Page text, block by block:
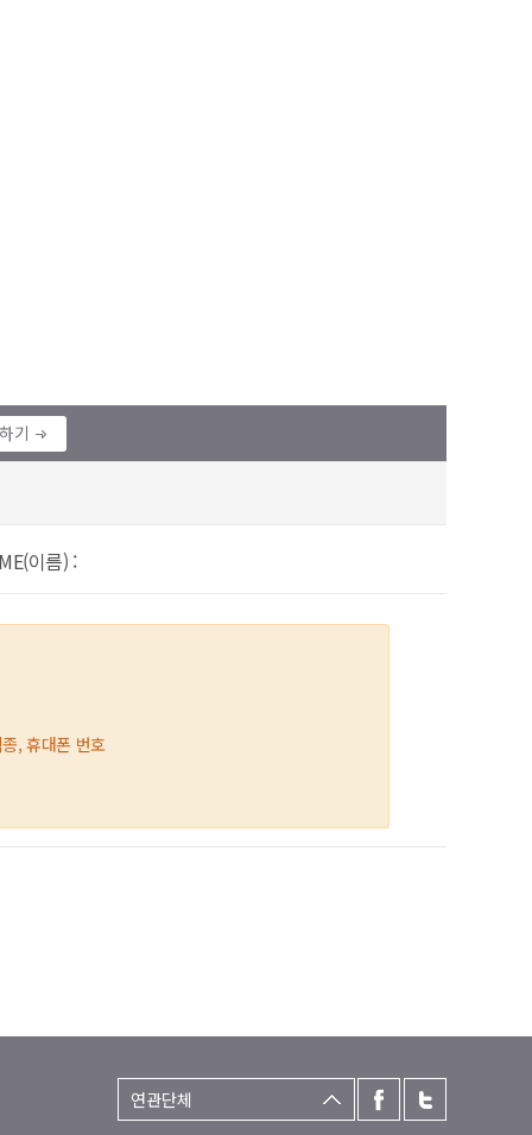
기
이름) :
, 휴대폰 번호